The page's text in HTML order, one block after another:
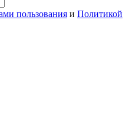
пользования и Политикой